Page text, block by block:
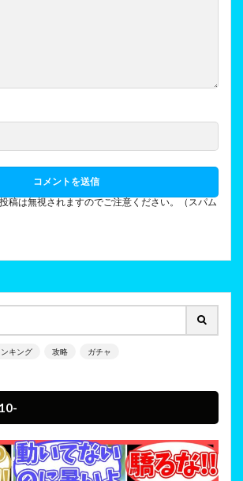
稿は無視されますのでご注意ください。（スパム
ンキング 攻略 ガチャ